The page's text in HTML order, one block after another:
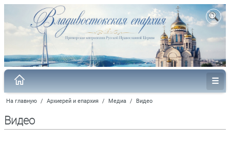
На главную / Архиерей и епархия / Медиа / Видео
Видео